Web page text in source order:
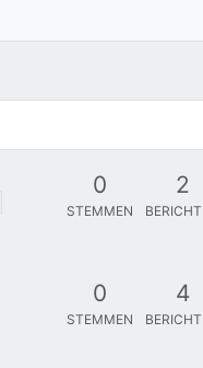
0
STEMMEN
2
0
STEMMEN
4